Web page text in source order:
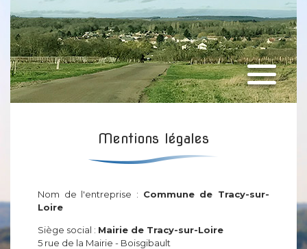
Mentions légales
Nom de l'entreprise : Commune de Tracy-sur-
Loire
Siège social : Mairie de Tracy-sur-Loire
5 rue de la Mairie - Boisgibault